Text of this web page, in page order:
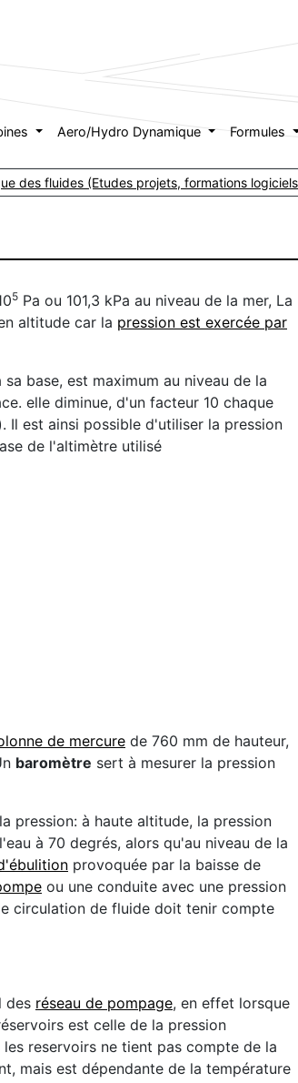
Aero/Hydro Dynamique Formules
des fluides (Etudes projets, formations
5 Pa ou 101,3 kPa au niveau de la mer, La
altitude car la pression est exercée par
base, est maximum au niveau de la
elle diminue, d'un facteur 10 chaque
Il est ainsi possible d'utiliser la pression
de l'altimètre utilisé
de mercure de 760 mm de hauteur,
baromètre sert à mesurer la pression
pression: à haute altitude, la pression
à 70 degrés, alors qu'au niveau de la
provoquée par la baisse de
ou une conduite avec une pression
circulation de fluide doit tenir compte
des réseau de pompage, en effet lorsque
est celle de la pression
reservoirs ne tient pas compte de la
mais est dépendante de la température